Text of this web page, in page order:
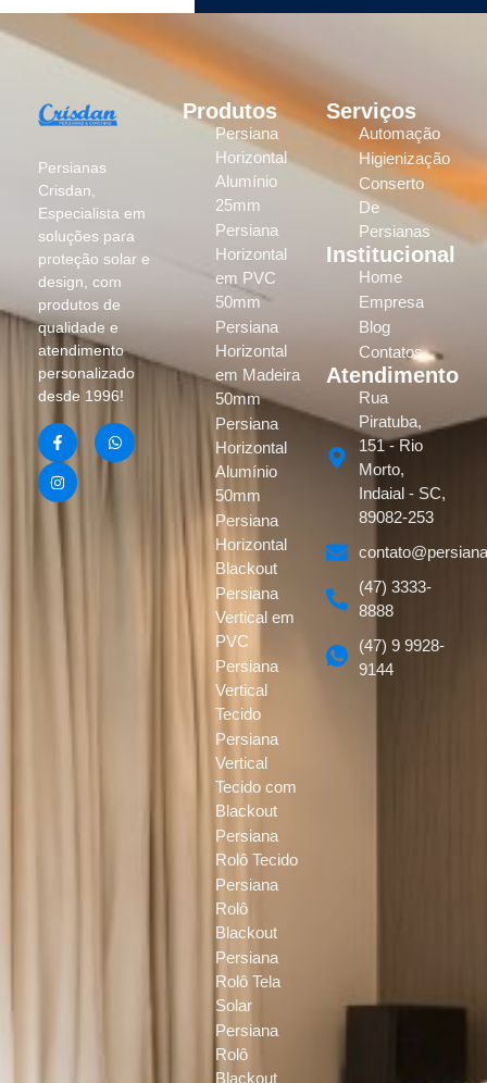
Persianas
Crisdan,
Especialista em
soluções para
proteção solar e
design, com
produtos de
qualidade e
atendimento
personalizado
desde 1996!
Produtos
Persiana
Horizontal
Alumínio
25mm
Persiana
Horizontal
em PVC
50mm
Persiana
Horizontal
em Madeira
50mm
Persiana
Horizontal
Alumínio
50mm
Persiana
Horizontal
Blackout
Persiana
Vertical em
PVC
Persiana
Vertical
Tecido
Persiana
Vertical
Tecido com
Blackout
Persiana
Rolô Tecido
Persiana
Rolô
Blackout
Persiana
Rolô Tela
Solar
Persiana
Rolô
Blackout
Serviços
Automação
Higienização
Conserto
De
Persianas
Institucional
Home
Empresa
Blog
Contatos
Atendimento
Rua
Piratuba,
151 - Rio
Morto,
Indaial - SC,
89082-253
(47) 3333-
8888
(47) 9 9928-
9144